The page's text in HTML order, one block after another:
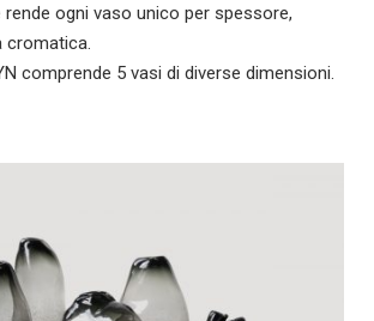
rende ogni vaso unico per spessore,
cromatica.
comprende 5 vasi di diverse dimensioni.